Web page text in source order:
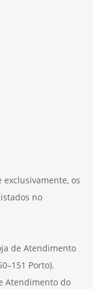
os
no
de Atendimento
Porto).
Atendimento do